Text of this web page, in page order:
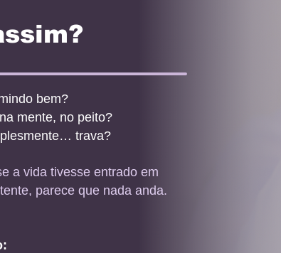
bem?
mente, no peito?
trava?
a vida tivesse entrado em
parece que nada anda.